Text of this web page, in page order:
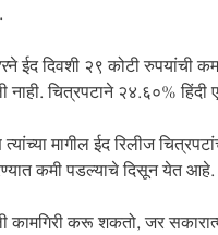
ने ईद दिवशी २९ कोटी रुपयांची
चित्रपटाने २४.६०% हिंदी
मागील ईद रिलीज
कमी पडल्याचे दिसून येत आहे.
करू शकतो, जर